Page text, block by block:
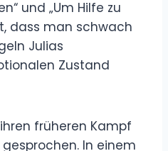
und „Um Hilfe zu
dass man schwach
Julias
Zustand
früheren Kampf
In einem